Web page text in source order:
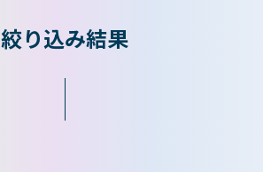
絞り込み結果